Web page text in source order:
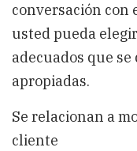
conversación con
usted pueda
adecuados que
apropiadas.
Se relacionan a
cliente